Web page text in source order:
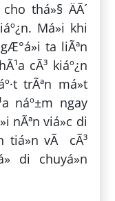
thá»§ ÄÃ´
Má»i khi
ta liÃªn
cÃ³ kiáº¿n
trÃªn má»t
náº±m ngay
nÃªn viá»c di
tiá»n vÃ cÃ³
di chuyá»n